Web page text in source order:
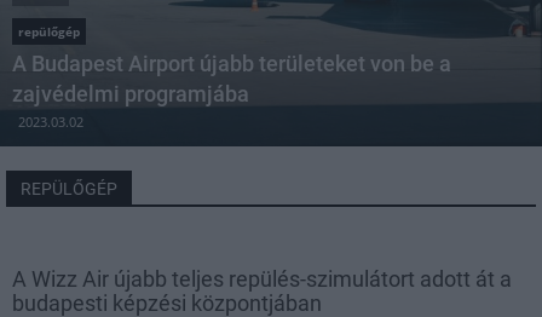
repülőgép
A Budapest Airport újabb területeket von be a
zajvédelmi programjába
2023.03.02
REPÜLŐGÉP
A Wizz Air újabb teljes repülés-szimulátort adott át a
budapesti képzési központjában